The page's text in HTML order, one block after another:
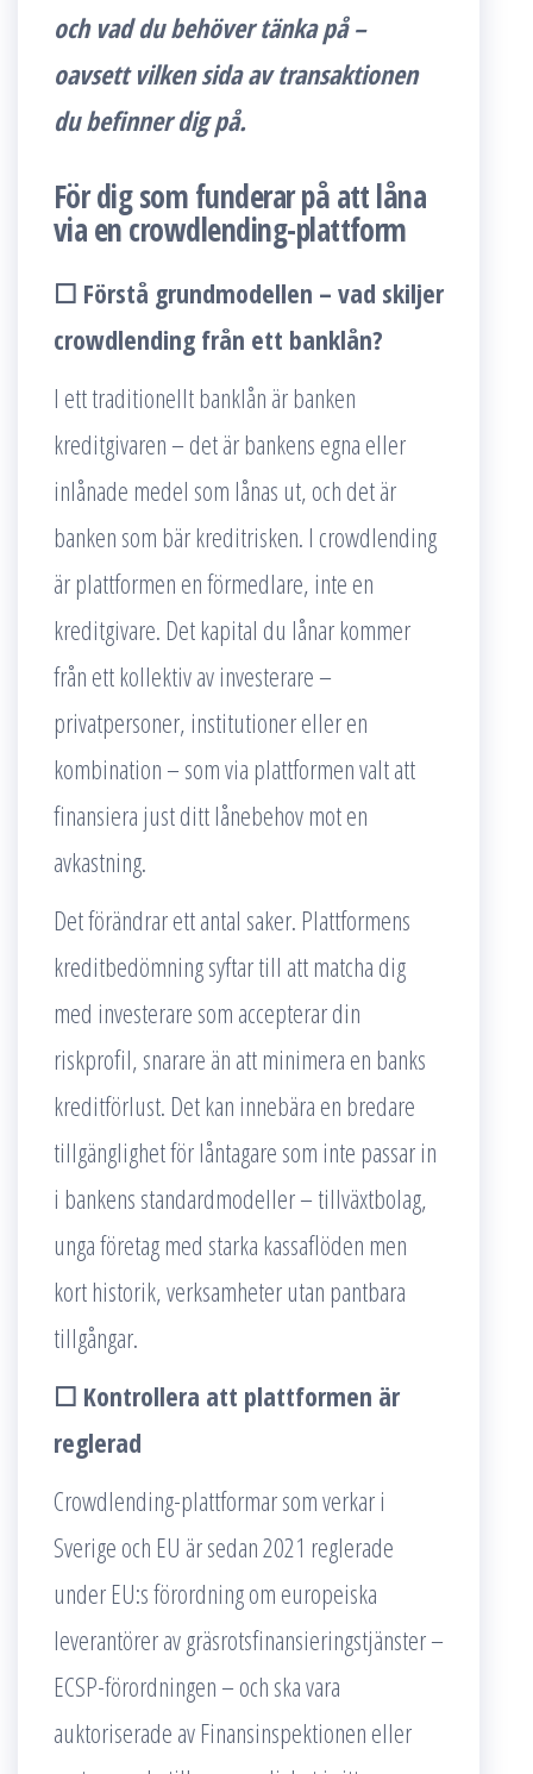
och vad du behöver tänka på –
oavsett vilken sida av transaktionen
du befinner dig på.
För dig som funderar på att låna
via en crowdlending-plattform
☐ Förstå grundmodellen – vad skiljer
crowdlending från ett banklån?
I ett traditionellt banklån är banken
kreditgivaren – det är bankens egna eller
inlånade medel som lånas ut, och det är
banken som bär kreditrisken. I crowdlending
är plattformen en förmedlare, inte en
kreditgivare. Det kapital du lånar kommer
från ett kollektiv av investerare –
privatpersoner, institutioner eller en
kombination – som via plattformen valt att
finansiera just ditt lånebehov mot en
avkastning.
Det förändrar ett antal saker. Plattformens
kreditbedömning syftar till att matcha dig
med investerare som accepterar din
riskprofil, snarare än att minimera en banks
kreditförlust. Det kan innebära en bredare
tillgänglighet för låntagare som inte passar in
i bankens standardmodeller – tillväxtbolag,
unga företag med starka kassaflöden men
kort historik, verksamheter utan pantbara
tillgångar.
☐ Kontrollera att plattformen är
reglerad
Crowdlending-plattformar som verkar i
Sverige och EU är sedan 2021 reglerade
under EU:s förordning om europeiska
leverantörer av gräsrotsfinansieringstjänster –
ECSP-förordningen – och ska vara
auktoriserade av Finansinspektionen eller